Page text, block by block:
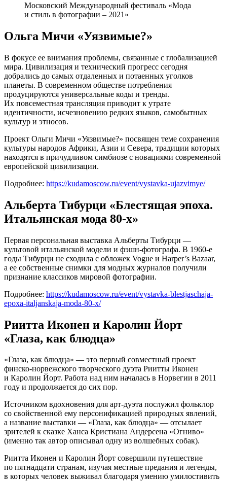
Московский Международный фестиваль «Мода
и стиль в фотографии – 2021»
Ольга Мичи «Уязвимые?»
В фокусе ее внимания проблемы, связанные с глобализацией
мира. Цивилизация и технический прогресс сегодня
добрались до самых отдаленных и потаенных уголков
планеты. В современном обществе потребления
продуцируются универсальные коды и тренды.
Их повсеместная трансляция приводит к утрате
идентичности, исчезновению редких языков, самобытных
культур и этносов.
Проект Ольги Мичи «Уязвимые?» посвящен теме сохранения
культуры народов Африки, Азии и Севера, традиции которых
находятся в причудливом симбиозе с новациями современной
европейской цивилизации.
Подробнее: https://kudamoscow.ru/event/vystavka-ujazvimye/
Альберта Тибурци «Блестящая эпоха.
Итальянская мода 80-х»
Первая персональная выставка Альберты Тибурци —
культовой итальянской модели и фэшн-фотографа. В 1960-е
годы Тибурци не сходила с обложек Vogue и Harper’s Bazaar,
а ее собственные снимки для модных журналов получили
признание классиков мировой фотографии.
Подробнее: https://kudamoscow.ru/event/vystavka-blestjaschaja-
epoxa-italjanskaja-moda-80-x/
Риитта Иконен и Каролин Йорт
«Глаза, как блюдца»
«Глаза, как блюдца» — это первый совместный проект
финско-норвежского творческого дуэта Риитты Иконен
и Каролин Йорт. Работа над ним началась в Норвегии в 2011
году и продолжается до сих пор.
Источником вдохновения для арт-дуэта послужил фольклор
со свойственной ему персонификацией природных явлений,
а название выставки — «Глаза, как блюдца» — отсылает
зрителей к сказке Ханса Кристиана Андерсена «Огниво»
(именно так автор описывал одну из волшебных собак).
Риитта Иконен и Каролин Йорт совершили путешествие
по пятнадцати странам, изучая местные предания и легенды,
в которых человек выживал благодаря умению умилостивить